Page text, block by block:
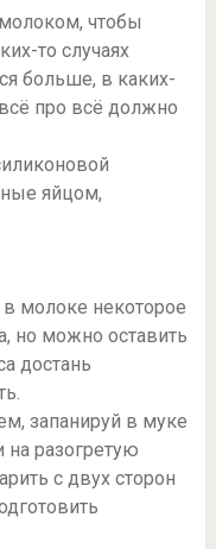
чтобы
то случаях
больше, в каких-
про всё должно
молоке некоторое
но можно оставить
достань
запанируй в муке
на разогретую
с двух сторон